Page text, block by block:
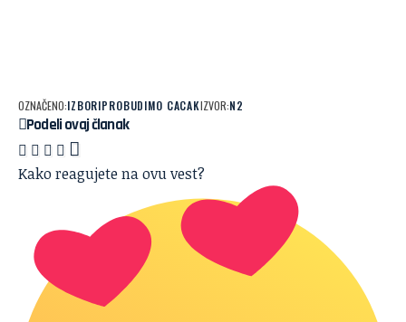
OZNAČENO:IZBORIPROBUDIMO CACAKIZVOR:N2
Podeli ovaj članak
Kako reagujete na ovu vest?